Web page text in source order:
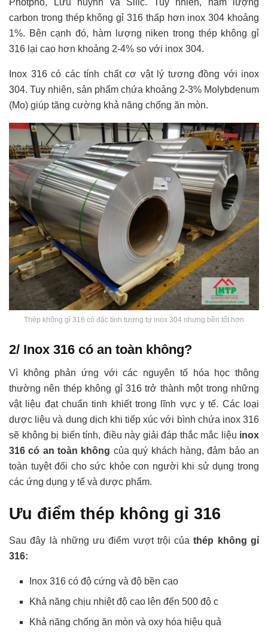
carbon trong thép không gỉ 316 thấp hơn inox 304 khoảng
1%. Bên cạnh đó, hàm lượng niken trong thép không gỉ
316 lại cao hơn khoảng 2-4% so với inox 304.
Inox 316 có các tính chất cơ vật lý tương đồng với inox
304. Tuy nhiên, sản phẩm chứa khoảng 2-3% Molybdenum
(Mo) giúp tăng cường khả năng chống ăn mòn.
Thép không gỉ 316 có đặc tính tương tự inox 304 nhưng bền tốt hơn
2/ Inox 316 có an toàn không?
Vì không phản ứng với các nguyên tố hóa học thông
thường nên thép không gỉ 316 trở thành một trong những
vật liệu đạt chuẩn tinh khiết trong lĩnh vực y tế. Các loại
dược liệu và dung dịch khi tiếp xúc với bình chứa inox 316
sẽ không bị biến tính, điều này giải đáp thắc mắc liệu inox
316 có an toàn không của quý khách hàng, đảm bảo an
toàn tuyệt đối cho sức khỏe con người khi sử dụng trong
các ứng dụng y tế và dược phẩm.
Ưu điểm thép không gỉ 316
Sau đây là những ưu điểm vượt trội củathép không gỉ
316:
Inox 316 có độ cứng và độ bền cao
Khả năng chịu nhiệt độ cao lên đến 500 độ c
Khả năng chống ăn mòn và oxy hóa hiệu quả